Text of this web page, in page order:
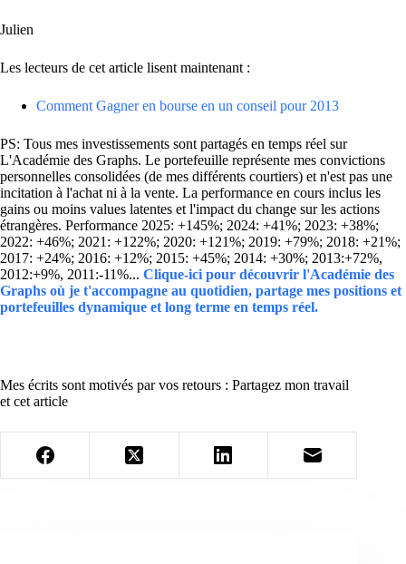
Julien
Les lecteurs de cet article lisent maintenant :
Comment Gagner en bourse en un conseil pour 2013
PS: Tous mes investissements sont partagés en temps réel sur
L'Académie des Graphs. Le portefeuille représente mes convictions
personnelles consolidées (de mes différents courtiers) et n'est pas une
incitation à l'achat ni à la vente. La performance en cours inclus les
gains ou moins values latentes et l'impact du change sur les actions
étrangères. Performance 2025: +145%; 2024: +41%; 2023: +38%;
2022: +46%; 2021: +122%; 2020: +121%; 2019: +79%; 2018: +21%;
2017: +24%; 2016: +12%; 2015: +45%; 2014: +30%; 2013:+72%,
2012:+9%, 2011:-11%... Clique-ici pour découvrir l'Académie des
Graphs où je t'accompagne au quotidien, partage mes positions et
portefeuilles dynamique et long terme en temps réel.
Mes écrits sont motivés par vos retours : Partagez mon travail
et cet article